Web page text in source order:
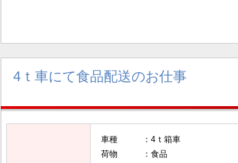
4ｔ車にて食品配送のお仕事
車種 ：4ｔ箱車
荷物 ：食品